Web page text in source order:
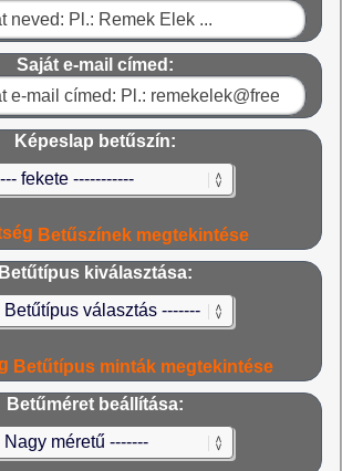
Saját e-mail címed:
Képeslap betűszín:
Betűszínek megtekintése
Betűtípus kiválasztása:
Betűtípus minták megtekintése
Betűméret beállítása: